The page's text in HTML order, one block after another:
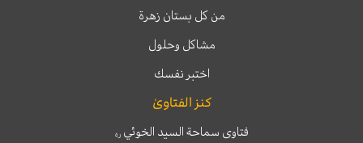
من كل بستان زهرة
مشاكل وحلول
اختبر نفسك
كنز الفتاوىٰ
فتاوى سماحة السيد الخوئيره